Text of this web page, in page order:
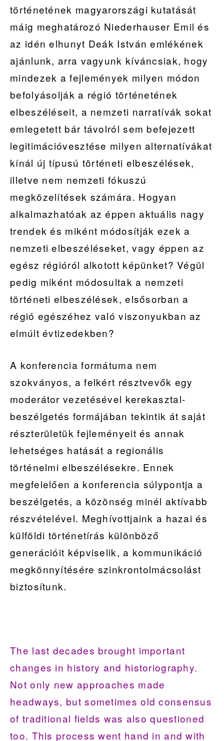
történetének magyarországi kutatását
máig meghatározó Niederhauser Emil és
az idén elhunyt Deák István emlékének
ajánlunk, arra vagyunk kíváncsiak, hogy
mindezek a fejlemények milyen módon
befolyásolják a régió történetének
elbeszéléseit, a nemzeti narratívák sokat
emlegetett bár távolról sem befejezett
legitimációvesztése milyen alternatívákat
kínál új típusú történeti elbeszélések,
illetve nem nemzeti fókuszú
megközelítések számára. Hogyan
alkalmazhatóak az éppen aktuális nagy
trendek és miként módosítják ezek a
nemzeti elbeszéléseket, vagy éppen az
egész régióról alkotott képünket? Végül
pedig miként módosultak a nemzeti
történeti elbeszélések, elsősorban a
régió egészéhez való viszonyukban az
elmúlt évtizedekben?
A konferencia formátuma nem
szokványos, a felkért résztvevők egy
moderátor vezetésével kerekasztal-
beszélgetés formájában tekintik át saját
részterületük fejleményeit és annak
lehetséges hatását a regionális
történelmi elbeszélésekre. Ennek
megfelelően a konferencia súlypontja a
beszélgetés, a közönség minél aktívabb
részvételével. Meghívottjaink a hazai és
külföldi történetírás különböző
generációit képviselik, a kommunikáció
megkönnyítésére szinkrontolmácsolást
biztosítunk.
The last decades brought important
changes in history and historiography.
Not only new approaches made
headways, but sometimes old consensus
of traditional fields was also questioned
too. This process went hand in and with